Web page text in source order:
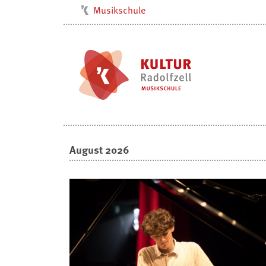
Milchwerk
Musikschule
Stadtarchiv
Stadtmuseum
Radolfzell1200
August 2026